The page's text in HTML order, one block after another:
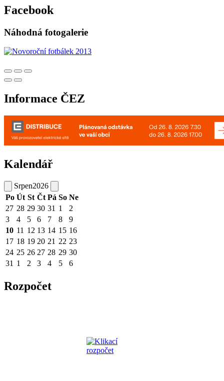
Facebook
Náhodná fotogalerie
Informace ČEZ
Kalendář
Srpen2026
Po Út St Čt Pá So Ne
27 28 29 30 31 1
2
3
4 5 6 7 8
9
10 11 12 13 14 15 16
17 18 19 20 21 22 23
24 25 26 27 28 29 30
31 1 2 3 4 5 6
Rozpočet